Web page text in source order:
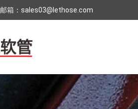
邮箱：sales03@lethose.com